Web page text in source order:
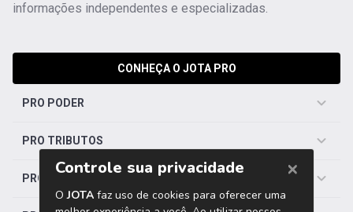
informações independentes e especializadas.
CONHEÇA O JOTA PRO
PRO PODER
PRO TRIBUTOS
PRO TRABALHISTA